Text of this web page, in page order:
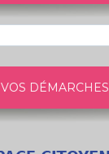
VOS DÉMARCHES